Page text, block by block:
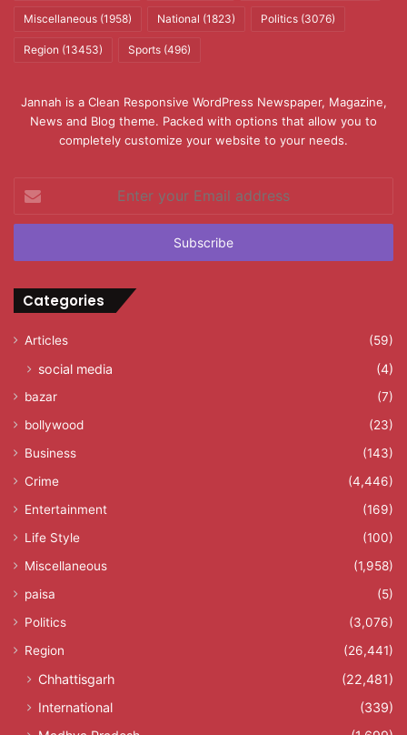
Miscellaneous (1958) National (1823) Politics (3076)
Region (13453) Sports (496)
Jannah is a Clean Responsive WordPress Newspaper, Magazine,
News and Blog theme. Packed with options that allow you to
completely customize your website to your needs.
your
Email
Categories
Articles (59)
social media (4)
bazar
(7)
bollywood
(23)
Business
(143)
Crime
(4,446)
Entertainment
(169)
Life Style
(100)
Miscellaneous
(1,958)
paisa
(5)
Politics
(3,076)
Region
(26,441)
Chhattisgarh
(22,481)
International
(339)